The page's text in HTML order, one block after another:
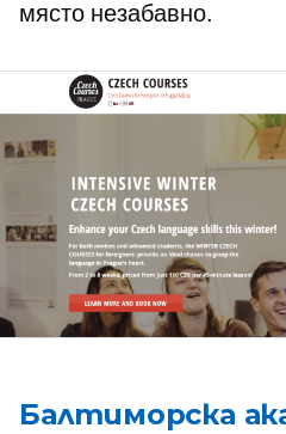
място незабавно.
Балтиморска